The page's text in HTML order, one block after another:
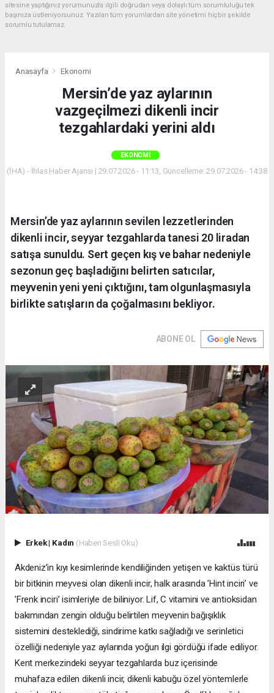
sitesine yaptığınız yorumunuzla ilgili doğrudan veya dolaylı tüm sorumluluğu tek
başınıza üstleniyorsunuz. Yazılan tüm yorumlardan site yönetimi hiçbir şekilde
sorumlu tutulamaz.
Anasayfa Ekonomi
Mersin’de yaz aylarının
vazgeçilmezi dikenli incir
tezgahlardaki yerini aldı
EKONOMI
(İHA) - İhlas Haber Ajansı | 29.07.2026 - 11:13, Güncelleme: 29.07.2026 - 14:38
Mersin’de yaz aylarının sevilen lezzetlerinden
dikenli incir, seyyar tezgahlarda tanesi 20 liradan
satışa sunuldu. Sert geçen kış ve bahar nedeniyle
sezonun geç başladığını belirten satıcılar,
meyvenin yeni yeni çıktığını, tam olgunlaşmasıyla
birlikte satışların da çoğalmasını bekliyor.
ABONE OL
Erkek| Kadın (Haberi Sesli Oku)
Akdeniz’in kıyı kesimlerinde kendiliğinden yetişen ve kaktüs türü
bir bitkinin meyvesi olan dikenli incir, halk arasında ’Hint inciri’ ve
’Frenk inciri’ isimleriyle de biliniyor. Lif, C vitamini ve antioksidan
bakımından zengin olduğu belirtilen meyvenin bağışıklık
sistemini desteklediği, sindirime katkı sağladığı ve serinletici
özelliği nedeniyle yaz aylarında yoğun ilgi gördüğü ifade ediliyor.
Kent merkezindeki seyyar tezgahlarda buz içerisinde
muhafaza edilen dikenli incir, dikenli kabuğu özel yöntemlerle